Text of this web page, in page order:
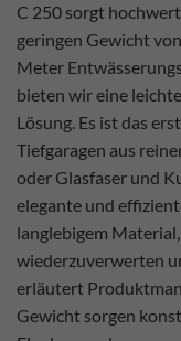
C 250 sorgt
geringen Gewicht
Meter
bieten wir eine
Lösung. Es ist das
Tiefgaragen aus
oder Glasfaser und
elegante und
langlebigem
wiederzuverwerten
erläutert
Gewicht sorgen